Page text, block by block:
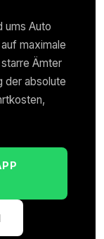
ums Auto
maximale
Ämter
der absolute